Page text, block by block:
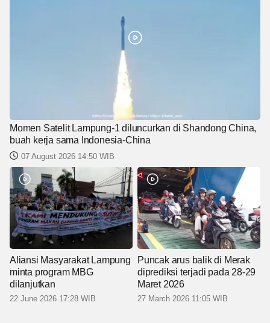
Momen Satelit Lampung-1 diluncurkan di Shandong China,
buah kerja sama Indonesia-China
07 August 2026 14:50 WIB
Aliansi Masyarakat Lampung
minta program MBG
dilanjutkan
22 June 2026 17:28 WIB
Puncak arus balik di Merak
diprediksi terjadi pada 28-29
Maret 2026
27 March 2026 11:05 WIB